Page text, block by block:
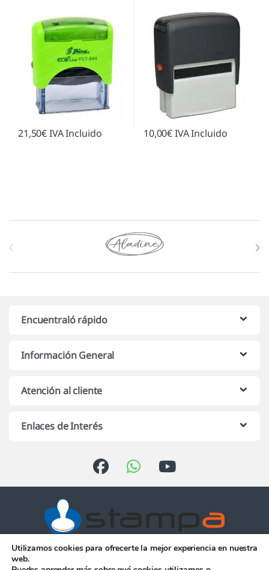
21,50€IVA Incluido 10,00€IVA Incluido
Marcas De Carrusel
Encuentraló rápido
Información General
Atención al cliente
Enlaces de Interés
Atención telefónica de 10:00 h.
a 13:00 h. de Lunes a Viernes
Utilizamos cookies para ofrecerte la mejor experiencia en nuestra
web.